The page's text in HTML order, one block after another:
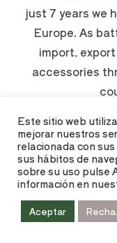
just 7 years we
Europe. As
import,
accessories
Este sitio web
mejorar nuestros
relacionada con
sus hábitos de
sobre su uso pulse
información en
Aceptar